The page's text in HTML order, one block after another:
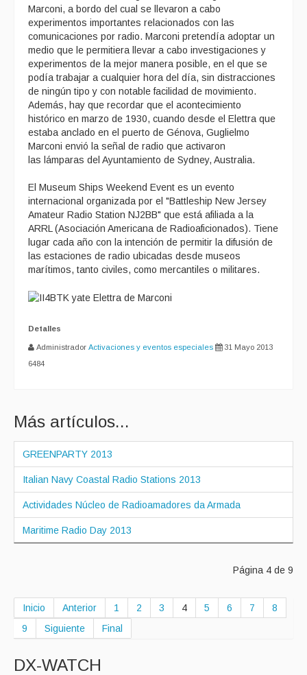
Marconi, a bordo del cual se llevaron a cabo
experimentos importantes relacionados con las
comunicaciones por radio. Marconi pretendía adoptar un
medio que le permitiera llevar a cabo investigaciones y
experimentos de la mejor manera posible, en el que se
podía trabajar a cualquier hora del día, sin distracciones
de ningún tipo y con notable facilidad de movimiento.
Además, hay que recordar que el acontecimiento
histórico en marzo de 1930, cuando desde el Elettra que
estaba anclado en el puerto de Génova, Guglielmo
Marconi envió la señal de radio que activaron
las lámparas del Ayuntamiento de Sydney, Australia.
El Museum Ships Weekend Event es un evento
internacional organizada por el "Battleship New Jersey
Amateur Radio Station NJ2BB" que está afiliada a la
ARRL (Asociación Americana de Radioaficionados). Tiene
lugar cada año con la intención de permitir la difusión de
las estaciones de radio ubicadas desde museos
marítimos, tanto civiles, como mercantiles o militares.
Detalles
Administrador Activaciones y eventos especiales
31 Mayo 2013
6484
Más artículos...
GREENPARTY 2013
Italian Navy Coastal Radio Stations 2013
Actividades Núcleo de Radioamadores da Armada
Maritime Radio Day 2013
Página 4 de 9
Inicio Anterior 1 2 3 4 5 6 7
8
9
Siguiente Final
DX-WATCH